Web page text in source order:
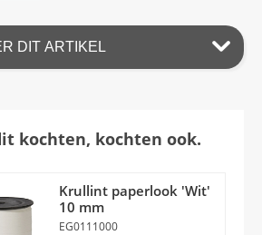
DIT ARTIKEL
kochten, kochten ook.
Krullint paperlook 'Wit'
10 mm
EG0111000